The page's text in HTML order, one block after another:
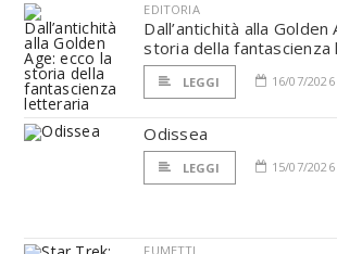
EDITORIA
Dall’antichità alla Golden
storia della
LEGGI 16/07/2026
Odissea
LEGGI 15/07/2026
FUMETTI